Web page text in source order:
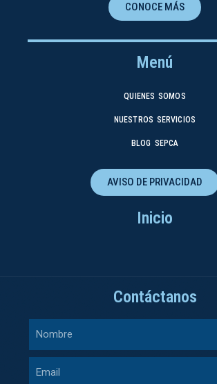
CONOCE MÁS
Menú
QUIENES SOMOS
NUESTROS SERVICIOS
BLOG SEPCA
AVISO DE PRIVACIDAD
Inicio
Contáctanos